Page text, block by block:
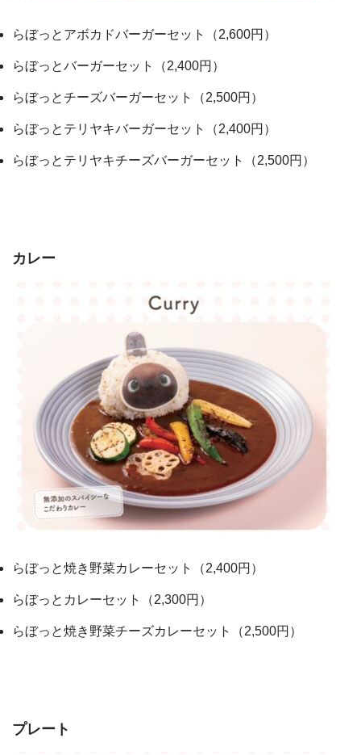
らぼっとアボカドバーガーセット（2,600円）
らぼっとバーガーセット（2,400円）
らぼっとチーズバーガーセット（2,500円）
らぼっとテリヤキバーガーセット（2,400円）
らぼっとテリヤキチーズバーガーセット（2,500円）
カレー
らぼっと焼き野菜カレーセット（2,400円）
らぼっとカレーセット（2,300円）
らぼっと焼き野菜チーズカレーセット（2,500円）
プレート